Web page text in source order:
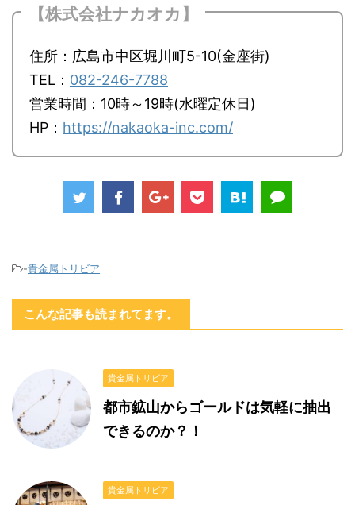
【株式会社ナカオカ】
住所：広島市中区堀川町5-10(金座街)
TEL： 082-246-7788
営業時間：10時～19時(水曜定休日)
HP： https://nakaoka-inc.com/
-貴金属トリビア
こんな記事も読まれてます。
貴金属トリビア
都市鉱山からゴールドは気軽に抽出
できるのか？！
貴金属トリビア